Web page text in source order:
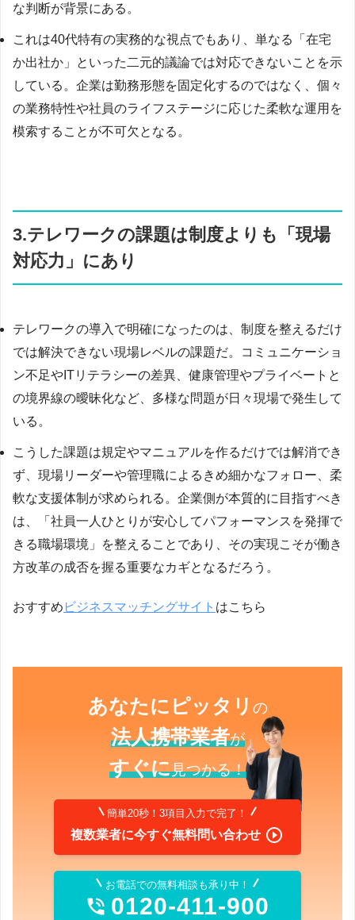
な判断が背景にある。
これは40代特有の実務的な視点でもあり、単なる「在宅
か出社か」といった二元的議論では対応できないことを示
している。企業は勤務形態を固定化するのではなく、個々
の業務特性や社員のライフステージに応じた柔軟な運用を
模索することが不可欠となる。
3.テレワークの課題は制度よりも「現場
対応力」にあり
テレワークの導入で明確になったのは、制度を整えるだけ
では解決できない現場レベルの課題だ。コミュニケーショ
ン不足やITリテラシーの差異、健康管理やプライベートと
の境界線の曖昧化など、多様な問題が日々現場で発生して
いる。
こうした課題は規定やマニュアルを作るだけでは解消でき
ず、現場リーダーや管理職によるきめ細かなフォロー、柔
軟な支援体制が求められる。企業側が本質的に目指すべき
は、「社員一人ひとりが安心してパフォーマンスを発揮で
きる職場環境」を整えることであり、その実現こそが働き
方改革の成否を握る重要なカギとなるだろう。
おすすめ ビジネスマッチングサイト はこちら
あなたにピッタリ の
法人携帯業者が
すぐに見つかる！
簡単20秒！3項目入力で完了！
複数業者に今すぐ無料問い合わせ 
お電話での無料相談も承り中！
 0120-411-900